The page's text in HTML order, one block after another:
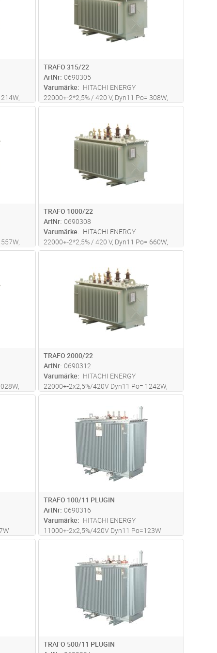
TRAFO 315/22
ArtNr 0690305
Varumärke
HITACHI ENERGY
22000+-2*2,5% / 420 V, Dyn11 Po= 308W,
Pk= 2666W, Uk= 4% Dim L*B*H=
TRAFO 1000/22
ArtNr 0690308
Varumärke
HITACHI ENERGY
22000+-2*2,5% / 420 V, Dyn11 Po= 660W,
Pk= 7238W, Uk= 6% Dim L*B*H=
4390
TRAFO 2000/22
ArtNr 0690312
Varumärke
HITACHI ENERGY
22000+-2x2,5%/420V Dyn11 Po= 1242W,
Pk= 14285W, Uk=6%,
LxBxH=1820*1270*1990mm Totalvikt 4736
Lägg i kundvagn
TRAFO 100/11 PLUGIN
ArtNr 0690316
Varumärke
HITACHI ENERGY
11000+-2x2,5%/420V Dyn11 Po=123W
Pk=1190W Uk=4%
LxBxH=1050*700*1300mm Totalvikt 822 kg ,
inkl HV plug in anslutningar
Lägg i kundvagn
TRAFO 500/11 PLUGIN